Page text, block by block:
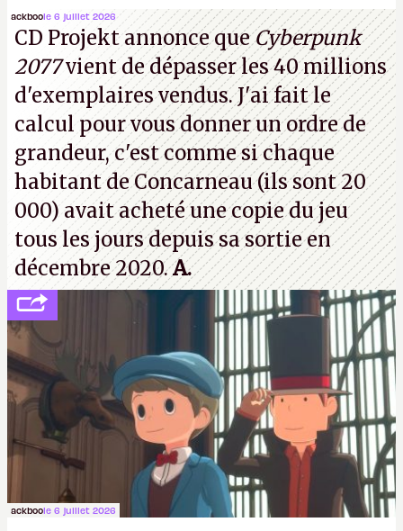
(Dishonored, Deathloop) pourraient faire partie des
prochaines victimes, puisque Microsoft a confirmé
vouloir se séparer du studio.A.
ackboole 6 juillet 2026
CD Projekt annonce queCyberpunk
2077vient de dépasser les 40 millions
d'exemplaires vendus. J'ai fait le
calcul pour vous donner un ordre de
grandeur, c'est comme si chaque
habitant de Concarneau (ils sont 20
000) avait acheté une copie du jeu
tous les jours depuis sa sortie en
décembre 2020.A.
ackboole 6 juillet 2026